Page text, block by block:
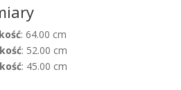
: 64.00 cm
: 52.00 cm
: 45.00 cm